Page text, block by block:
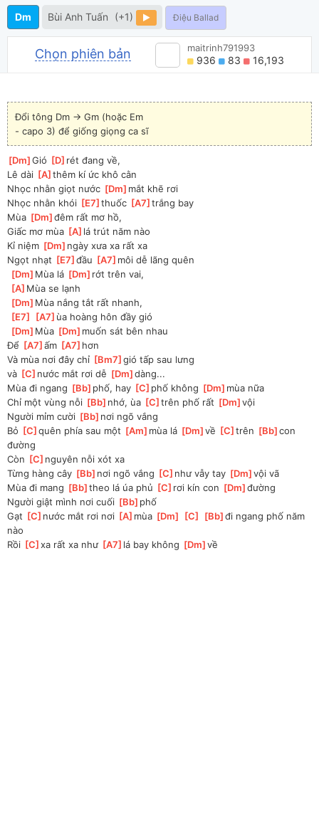
Dm Bùi Anh Tuấn (+1) Điệu Ballad
Chọn phiên bản maitrinh791993
936 83 16,193
Đổi tông Dm -> Gm (hoặc Em
- capo 3) để giống giọng ca sĩ
[Dm ]
Gió [D ]rét đang về,
Lê dài [A ]thêm kí ức khô cằn
Nhọc nhằn giọt nước [Dm ]mắt khẽ rơi
Nhọc nhằn khói [E7 ]thuốc [A7 ]trắng bay
Mùa [Dm ]
đêm rất mơ hồ,
Giấc mơ mùa [A ]lá trút năm nào
Kỉ niệm [Dm ]ngày xưa xa rất xa
Ngọt nhạt [E7 ]
đầu [A7 ]môi dễ lãng quên
[Dm ]Mùa lá [Dm ]rớt trên vai,
[A ]Mùa se lạnh
[Dm ]Mùa nắng tắt rất nhanh,
[E7 [A7 ]ùa hoàng hôn đầy gió
[Dm ]Mùa [Dm ]muốn sát bên nhau
Để [A7 ]
ấm [A7 ]hơn
Và mùa nơi đây chỉ [Bm7 ]
gió tấp sau lưng
và [C ]nước mắt rơi dễ [Dm ]
dàng...
Mùa đi ngang [Bb ]phố, hay [C ]phố không [Dm ]mùa nữa
Chỉ một vùng nỗi [Bb ]nhớ, ùa [C ]trên phố rất [Dm ]
vội
Người mỉm cười [Bb ]nơi ngõ vắng
Bỏ [C ]
quên phía sau một [Am ]mùa lá [Dm ]
về [C ]trên [Bb ]
con
đường
Còn [C ]nguyên nỗi xót xa
Từng hàng cây [Bb ]nơi ngõ vắng [C ]như vẫy tay [Dm ]
vội vã
Mùa đi mang [Bb ]theo lá úa phủ [C ]rơi kín con [Dm ]
đường
Người giật mình nơi cuối [Bb ]phố
Gạt [C ]nước mắt rơi nơi [A ]mùa [Dm [C [Bb ]
đi ngang phố năm
nào
Rồi [C ]
xa rất xa như [A7 ]lá bay không [Dm ]
về